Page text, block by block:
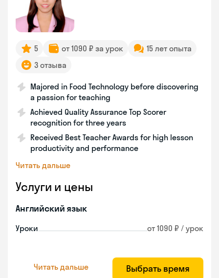
5 от 1090 ₽ за урок
15 лет опыта
3 отзыва
Majored in Food Technology before discovering
a passion for teaching
Achieved Quality Assurance Top Scorer
recognition for three years
Received Best Teacher Awards for high lesson
productivity and performance
Читать дальше
Услуги и цены
Английский язык
Уроки от 1090 ₽ / урок
Читать дальше Выбрать время